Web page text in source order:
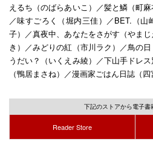
えるち（のばらあいこ）／髪と鱗（町
／味すごろく（堀内三佳）／BET.（
子）／真夜中、あなたをさがす（やま
き）／みどりの紅（市川ラク）／鳥の
うだい？（いくえみ綾）／下山手ドレ
（鴨居まさね）／漫画家ごはん日誌（四
下記のストアから電子書
Reader Store